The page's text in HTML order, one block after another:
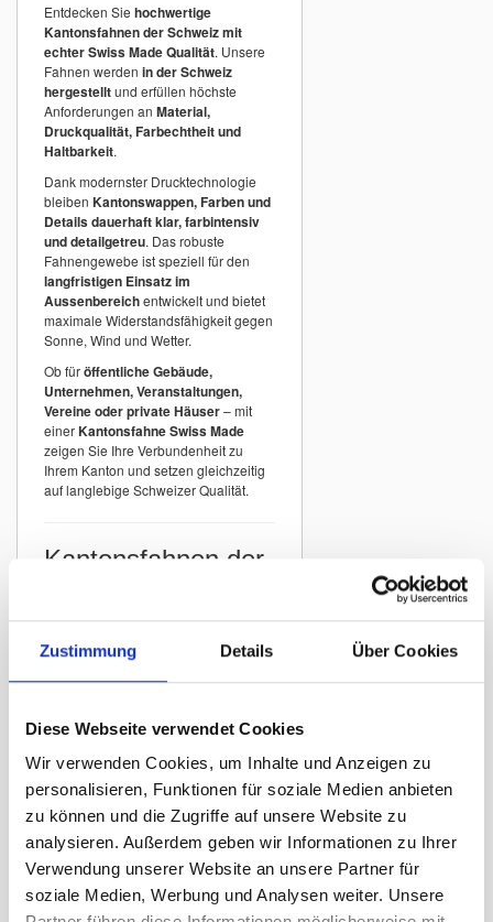
Zustimmung Details Über Cookies
Diese Webseite verwendet Cookies
Wir verwenden Cookies, um Inhalte und Anzeigen zu
personalisieren, Funktionen für soziale Medien anbieten
zu können und die Zugriffe auf unsere Website zu
analysieren. Außerdem geben wir Informationen zu Ihrer
Verwendung unserer Website an unsere Partner für
soziale Medien, Werbung und Analysen weiter. Unsere
Entdecken Sie hochwertige
Kantonsfahnen der Schweiz mit
echter Swiss Made Qualität. Unsere
Fahnen werden in der Schweiz
hergestelltund erfüllen höchste
Anforderungen an Material,
Druckqualität, Farbechtheit und
Haltbarkeit.
Dank modernster Drucktechnologie
bleiben Kantonswappen, Farben und
Details dauerhaft klar, farbintensiv
und detailgetreu. Das robuste
Fahnengewebe ist speziell für den
langfristigen Einsatz im
Aussenbereichentwickelt und bietet
maximale Widerstandsfähigkeit gegen
Sonne, Wind und Wetter.
Ob füröffentliche Gebäude,
Unternehmen, Veranstaltungen,
Vereine oder private Häuser– mit
einerKantonsfahne Swiss Made
zeigen Sie Ihre Verbundenheit zu
Ihrem Kanton und setzen gleichzeitig
auf langlebige Schweizer Qualität.
Kantonsfahnen der
In unserem Sortiment finden Sie
Kantonemit originalgetreuer
Darstellung der offiziellen Wappen.
Kantonsfahne Zürich
Kantonsfahne Bern
Kantonsfahne St. Gallen
Kantonsfahne Graubünden
Kantonsfahne Luzern
Kantonsfahne Thurgau